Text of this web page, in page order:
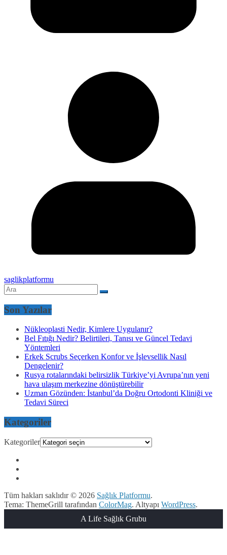
saglikplatformu
Son Yazılar
Nükleoplasti Nedir, Kimlere Uygulanır?
Bel Fıtığı Nedir? Belirtileri, Tanısı ve Güncel Tedavi
Yöntemleri
Erkek Scrubs Seçerken Konfor ve İşlevsellik Nasıl
Dengelenir?
Rusya rotalarındaki belirsizlik Türkiye’yi Avrupa’nın yeni
hava ulaşım merkezine dönüştürebilir
Uzman Gözünden: İstanbul’da Doğru Ortodonti Kliniği ve
Tedavi Süreci
Kategoriler
Kategoriler
Tüm hakları saklıdır © 2026 Sağlık Platformu.
Tema: ThemeGrill tarafından ColorMag. Altyapı WordPress.
A Life Sağlık Grubu